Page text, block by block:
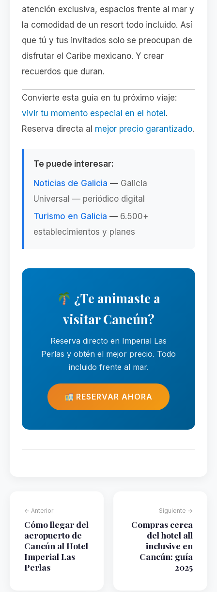
atención exclusiva, espacios frente al mar y
la comodidad de un resort todo incluido. Así
que tú y tus invitados solo se preocupan de
disfrutar el Caribe mexicano. Y crear
recuerdos que duran.
Convierte esta guía en tu próximo viaje:
vivir tu momento especial en el hotel .
Reserva directa al mejor precio garantizado.
Te puede interesar:
Noticias de Galicia — Galicia
Universal — periódico digital
Turismo en Galicia — 6.500+
establecimientos y planes
¿Te animaste a
visitar Cancún?
Reserva directo en Imperial Las
Perlas y obtén el mejor precio. Todo
incluido frente al mar.
RESERVAR AHORA
← Anterior
Cómo llegar del
aeropuerto de
Cancún al Hotel
Imperial Las
Perlas
Siguiente →
Compras cerca
del hotel all
inclusive en
Cancún: guía
2025